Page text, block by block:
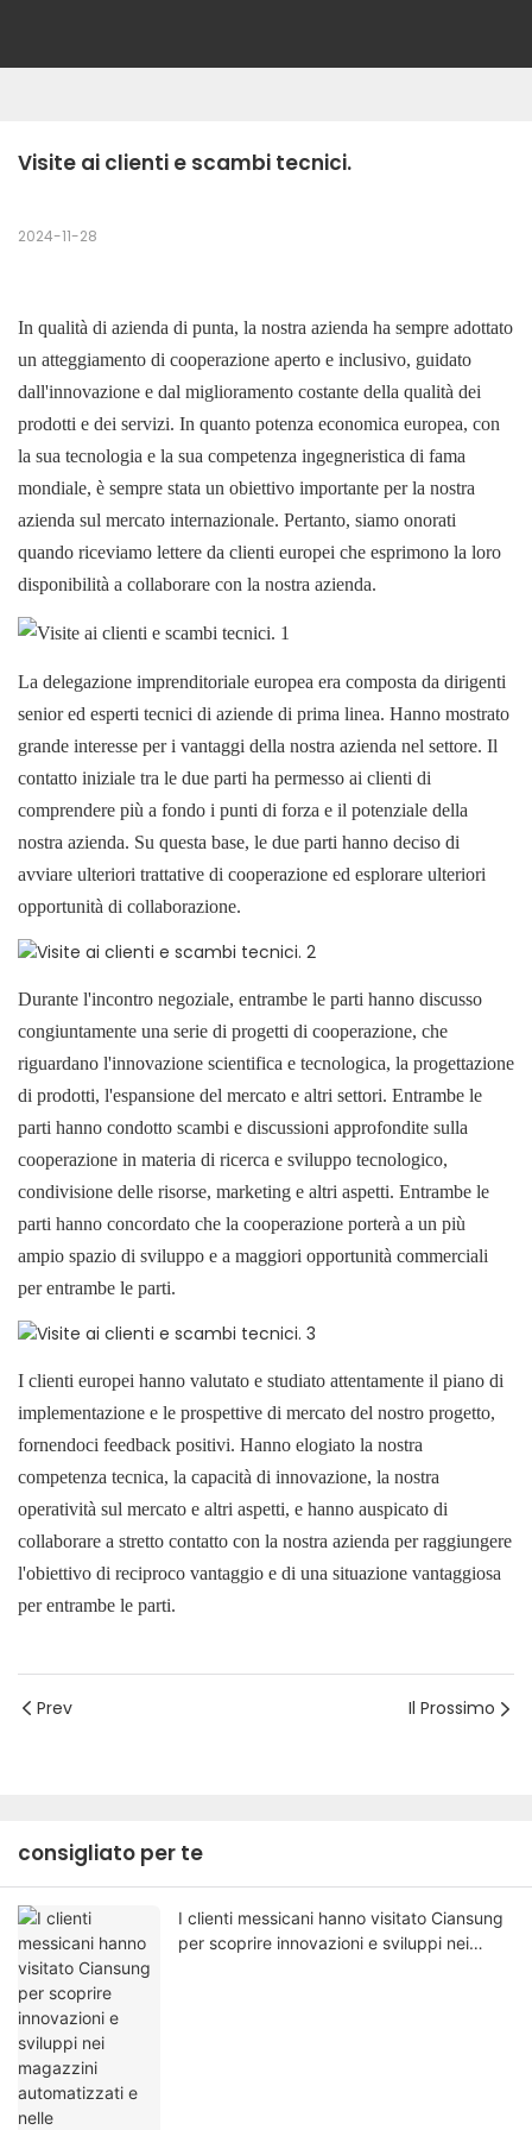
Visite ai clienti e scambi tecnici.
2024-11-28
In qualità di azienda di punta, la nostra azienda ha sempre adottato
un atteggiamento di cooperazione aperto e inclusivo, guidato
dall'innovazione e dal miglioramento costante della qualità dei
prodotti e dei servizi. In quanto potenza economica europea, con
la sua tecnologia e la sua competenza ingegneristica di fama
mondiale, è sempre stata un obiettivo importante per la nostra
azienda sul mercato internazionale. Pertanto, siamo onorati
quando riceviamo lettere da clienti europei che esprimono la loro
disponibilità a collaborare con la nostra azienda.
La delegazione imprenditoriale europea era composta da dirigenti
senior ed esperti tecnici di aziende di prima linea. Hanno mostrato
grande interesse per i vantaggi della nostra azienda nel settore. Il
contatto iniziale tra le due parti ha permesso ai clienti di
comprendere più a fondo i punti di forza e il potenziale della
nostra azienda. Su questa base, le due parti hanno deciso di
avviare ulteriori trattative di cooperazione ed esplorare ulteriori
opportunità di collaborazione.
Durante l'incontro negoziale, entrambe le parti hanno discusso
congiuntamente una serie di progetti di cooperazione, che
riguardano l'innovazione scientifica e tecnologica, la progettazione
di prodotti, l'espansione del mercato e altri settori. Entrambe le
parti hanno condotto scambi e discussioni approfondite sulla
cooperazione in materia di ricerca e sviluppo tecnologico,
condivisione delle risorse, marketing e altri aspetti. Entrambe le
parti hanno concordato che la cooperazione porterà a un più
ampio spazio di sviluppo e a maggiori opportunità commerciali
per entrambe le parti.
I clienti europei hanno valutato e studiato attentamente il piano di
implementazione e le prospettive di mercato del nostro progetto,
fornendoci feedback positivi. Hanno elogiato la nostra
competenza tecnica, la capacità di innovazione, la nostra
operatività sul mercato e altri aspetti, e hanno auspicato di
collaborare a stretto contatto con la nostra azienda per raggiungere
l'obiettivo di reciproco vantaggio e di una situazione vantaggiosa
per entrambe le parti.
Prev Il Prossimo
consigliato per te
I clienti messicani hanno visitato Ciansung
per scoprire innovazioni e sviluppi nei